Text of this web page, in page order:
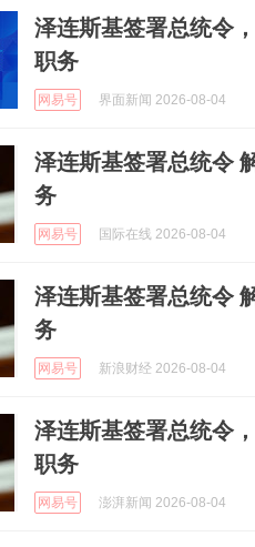
泽连斯基签署总统令
职务
网易号 界面新闻 2026-08-04
泽连斯基签署总统令
务
网易号 国际在线 2026-08-04
泽连斯基签署总统令
务
网易号 新浪财经 2026-08-04
泽连斯基签署总统令
职务
网易号 澎湃新闻 2026-08-04